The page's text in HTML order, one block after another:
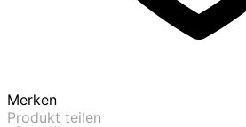
Merken
Produkt teilen